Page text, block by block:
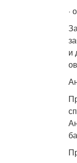
·
и